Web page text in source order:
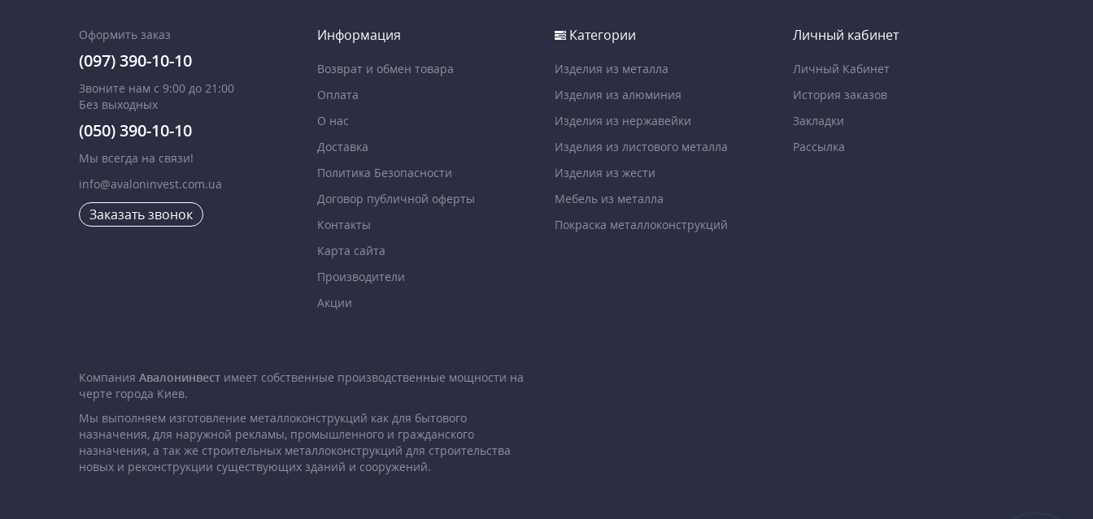
Оформить заказ
(097) 390-10-10
Звоните нам с 9:00 до 21:00
Без выходных
(050) 390-10-10
Мы всегда на связи!
info@avaloninvest.com.ua
Заказать звонок
Информация
Возврат и обмен товара
Оплата
О нас
Доставка
Политика Безопасности
Договор публичной оферты
Контакты
Карта сайта
Производители
Акции
Категории
Изделия из металла
Изделия из алюминия
Изделия из нержавейки
Изделия из листового металла
Изделия из жести
Мебель из металла
Покраска металлоконструкций
Личный кабинет
Личный Кабинет
История заказов
Закладки
Рассылка
Компания Авалонинвест имеет собственные производственные мощности на
черте города Киев.
Мы выполняем изготовление металлоконструкций как для бытового
назначения, для наружной рекламы, промышленного и гражданского
назначения, а так же строительных металлоконструкций для строительства
новых и реконструкции существующих зданий и сооружений.